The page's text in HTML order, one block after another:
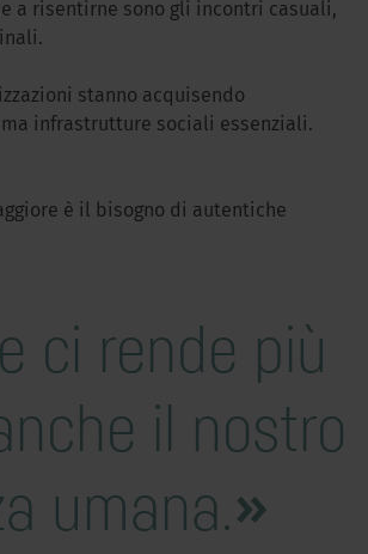
a risentirne sono gli incontri casuali,
stanno acquisendo
ma infrastrutture sociali essenziali.
è il bisogno di autentiche
ci rende più
il nostro
umana.